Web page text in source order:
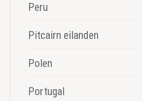
Peru
Pitcairn eilanden
Polen
Portugal